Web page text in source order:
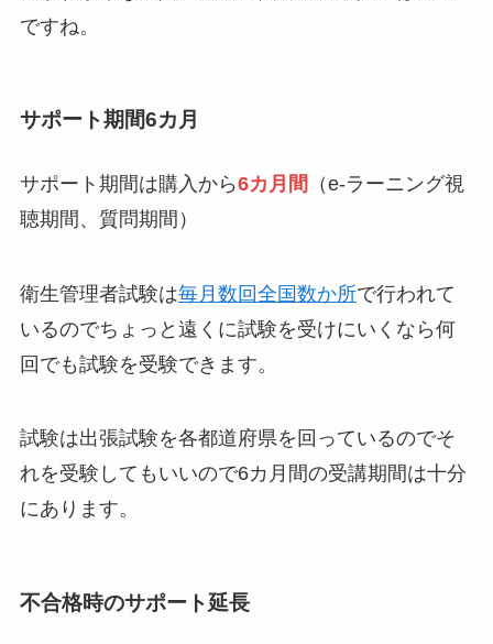
ですね。
サポート期間6カ月
サポート期間は購入から6カ月間 （e-ラーニング視
聴期間、質問期間）
衛生管理者試験は毎月数回全国数か所で行われて
いるのでちょっと遠くに試験を受けにいくなら何
回でも試験を受験できます。
試験は出張試験を各都道府県を回っているのでそ
れを受験してもいいので6カ月間の受講期間は十分
にあります。
不合格時のサポート延長